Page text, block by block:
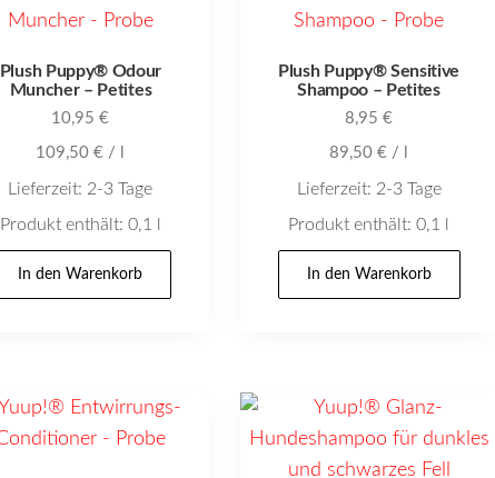
Plush Puppy® Odour
Muncher – Petites
10,95€
109,50€ /
Lieferzeit: 2-3 Tage
Produkt enthält: 0,1
In den Warenkorb
Plush Puppy® Sensitive
Shampoo – Petites
8,95€
89,50€ /
Lieferzeit: 2-3 Tage
Produkt enthält: 0,1
In den Warenkorb